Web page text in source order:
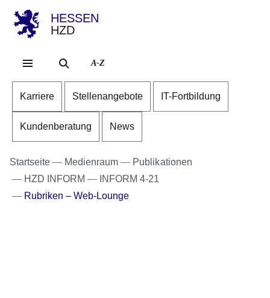
HESSEN
HZD
A-Z
Karriere Stellenangebote IT-Fortbildung
Kundenberatung News
Startseite Medienraum
Publikationen
HZD INFORM
INFORM 4-21
Rubriken – Web-Lounge